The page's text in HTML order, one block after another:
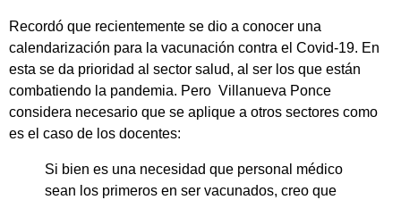
Recordó que recientemente se dio a conocer una
calendarización para la vacunación contra el Covid-19. En
esta se da prioridad al sector salud, al ser los que están
combatiendo la pandemia. Pero Villanueva Ponce
considera necesario que se aplique a otros sectores como
es el caso de los docentes:
Si bien es una necesidad que personal médico
sean los primeros en ser vacunados, creo que